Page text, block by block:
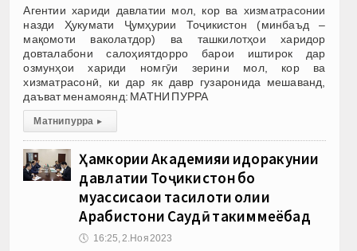
Агентии хариди давлатии мол, кор ва хизматрасонии
назди Ҳукумати Ҷумҳурии Тоҷикистон (минбаъд –
мақомоти ваколатдор) ва ташкилотҳои харидор
довталабони салоҳиятдорро барои иштирок дар
озмунҳои хариди номгӯи зерини мол, кор ва
хизматрасонӣ, ки дар як давр гузаронида мешаванд,
даъват менамоянд: МАТНИ ПУРРА
Матни пурра ▸
Ҳамкории Академияи идоракунии
давлатии Тоҷикистон бо
муассисаҳои таҳсилоти олии
Арабистони Саудӣ таҳким меёбад
🕔 16:25, 2.Ноя 2023